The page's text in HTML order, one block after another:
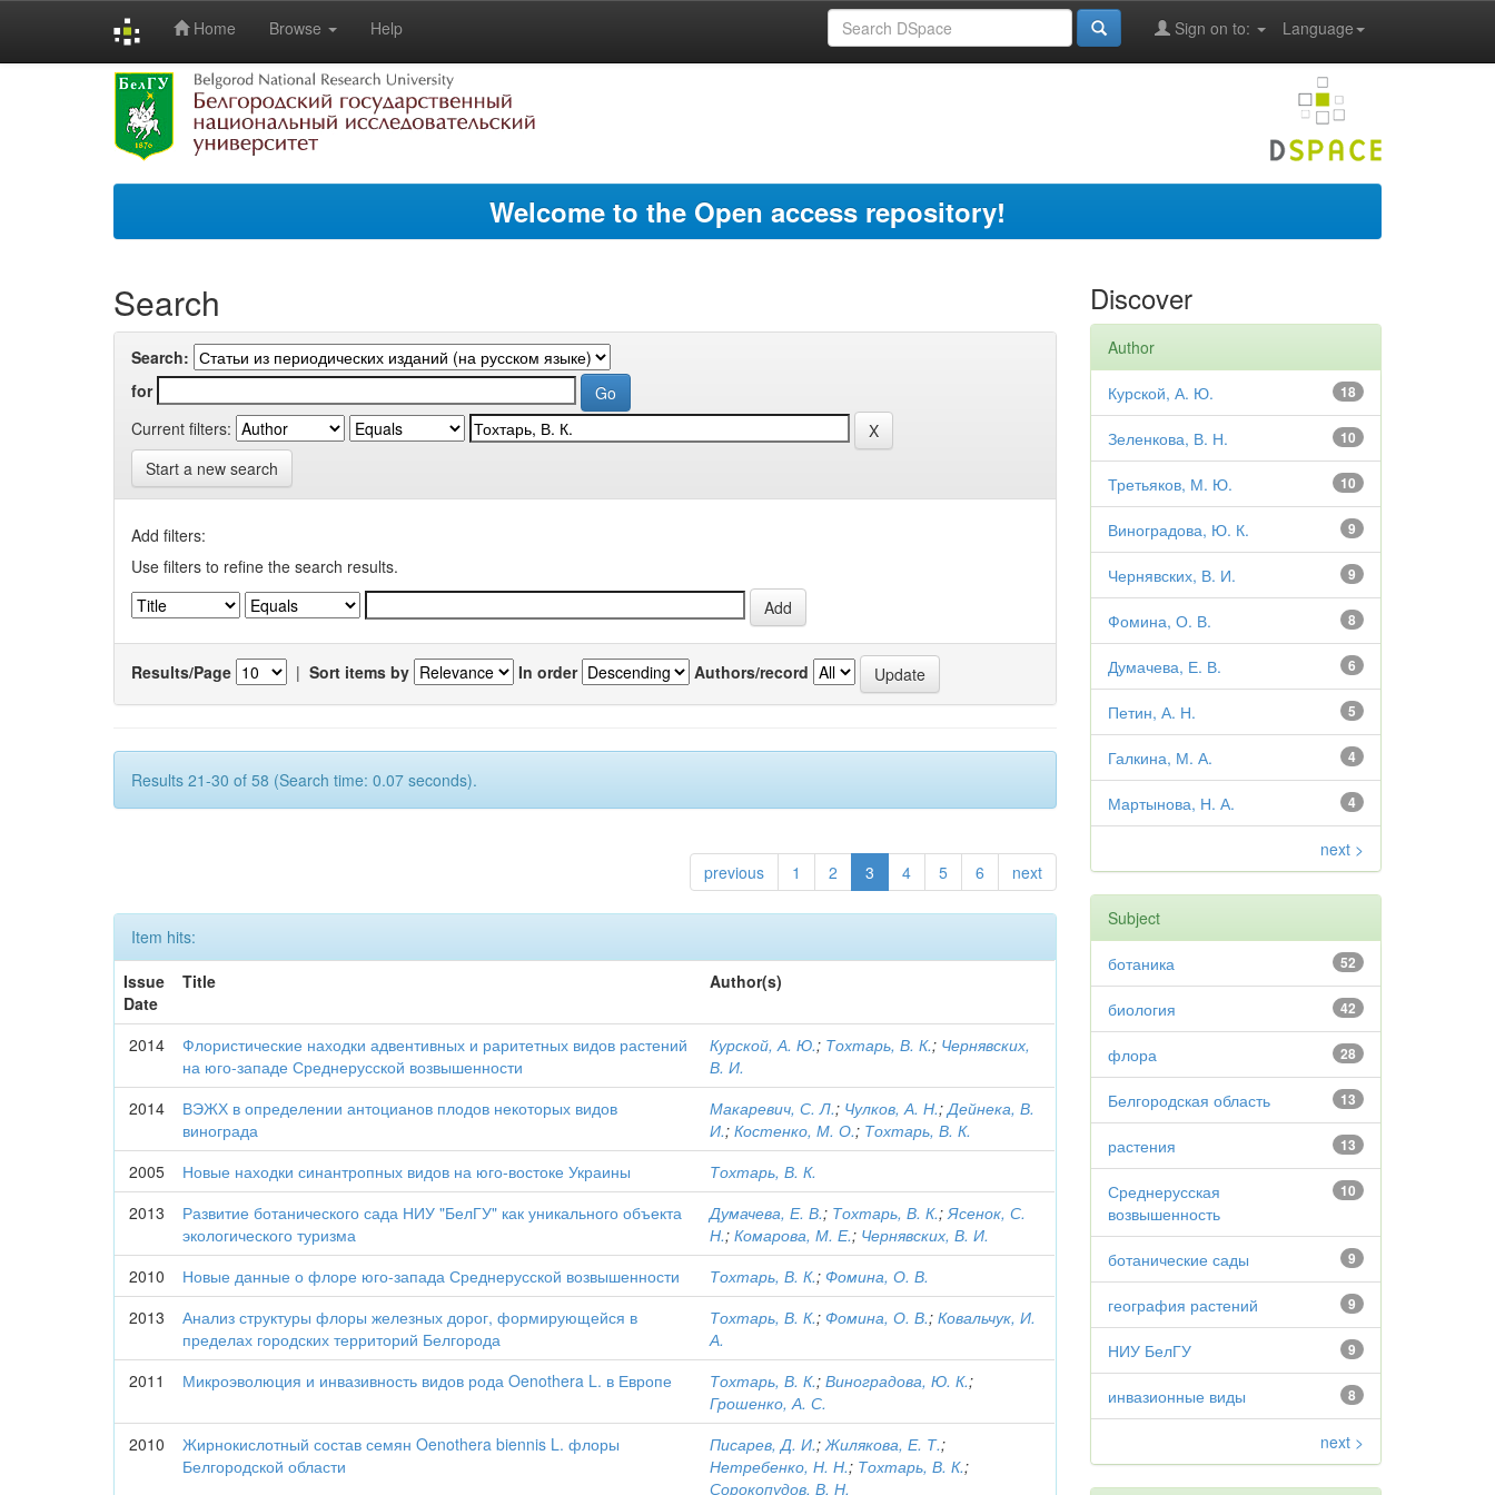
Home Browse Help Language
Sign on to:
Welcome to the Open access repository!
Search
Search:
for
Current filters:
Start a new search
Add filters:
Use filters to refine the search results.
Results/Page | Sort items by In order Authors/record
Results 21-30 of 58 (Search time: 0.07 seconds).
previous 1 2 3 4 5 6 next
Item hits:
Issue
Date
Title Author(s)
2014
Флористические находки адвентивных и раритетных видов растений
на юго-западе Среднерусской возвышенности
Курской, А. Ю.; Тохтарь, В. К.; Чернявских,
В. И.
2014
ВЭЖХ в определении антоцианов плодов некоторых видов
винограда
Макаревич, С. Л.; Чулков, А. Н.;Дейнека, В.
И.;Костенко, М. О.; Тохтарь, В. К.
2005
Новые находки синантропных видов на юго-востоке Украины
Тохтарь, В. К.
2013
Развитие ботанического сада НИУ "БелГУ" как уникального объекта
экологического туризма
Думачева, Е. В.; Тохтарь, В. К.;Ясенок, С.
Н.;Комарова, М. Е.; Чернявских, В. И.
2010
Новые данные о флоре юго-запада Среднерусской возвышенности Тохтарь, В. К.;Фомина, О. В.
2013
Анализ структуры флоры железных дорог, формирующейся в
пределах городских территорий Белгорода
Тохтарь, В. К.;Фомина, О. В.;Ковальчук, И.
А.
2011
Микроэволюция и инвазивность видов рода Oenothera L. в Европе Тохтарь, В. К.;Виноградова, Ю. К.;
Грошенко, А. С.
2010
Жирнокислотный состав семян Oenothera biennis L. флоры
Белгородской области
Писарев, Д. И.;Жилякова, Е. Т.;
Нетребенко, Н. Н.; Тохтарь, В. К.;
Сорокопудов, В. Н.
Discover
Author
18
Курской, А. Ю.
10
Зеленкова, В. Н.
10
Третьяков, М. Ю.
9
Виноградова, Ю. К.
9
Чернявских, В. И.
8
Фомина, О. В.
6
Думачева, Е. В.
5
Петин, А. Н.
4
Галкина, М. А.
4
Мартынова, Н. А.
next >
Subject
52
ботаника
42
биология
28
флора
13
Белгородская область
13
растения
10
Среднерусская
возвышенность
9
ботанические сады
9
география растений
9
НИУ БелГУ
8
инвазионные виды
next >